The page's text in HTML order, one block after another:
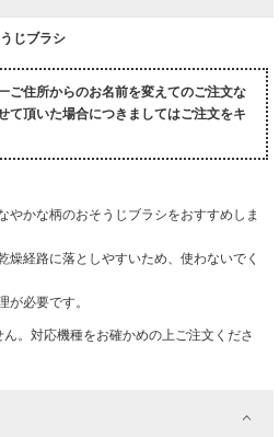
じブラシ
ご住所からのお名前を変えてのご注文な
て頂いた場合につきましてはご注文をキ
やかな柄のおそうじブラシをおすすめしま
経路に落としやすいため、使わないでく
必要です。
。対応機種をお確かめの上ご注文くださ